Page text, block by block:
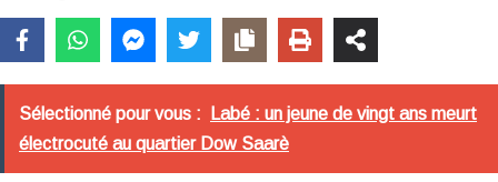
Sélectionné pour vous :
Labé : un jeune de vingt ans meurt
électrocuté au quartier Dow Saarè